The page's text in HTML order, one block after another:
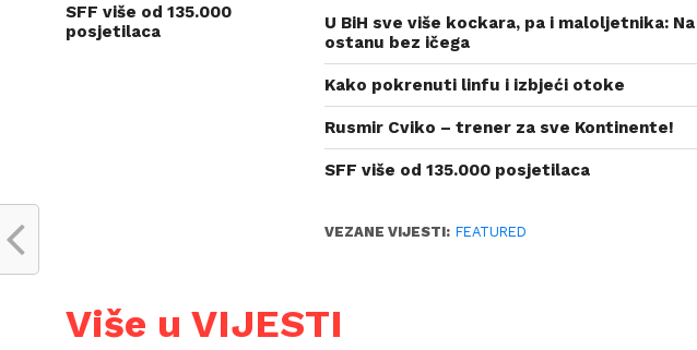
SFF više od 135.000
posjetilaca
U BiH sve više kockara, pa i maloljetnika:
ostanu bez ičega
Kako pokrenuti linfu i izbjeći otoke
Rusmir Cviko – trener za sve Kontinente!
SFF više od 135.000 posjetilaca
VEZANE VIJESTI: FEATURED
Više u VIJESTI